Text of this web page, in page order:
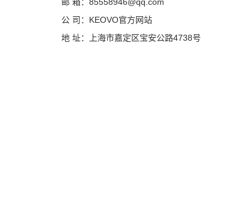
公 司：KEOVO官方网站
地 址：上海市嘉定区宝安公路4738号